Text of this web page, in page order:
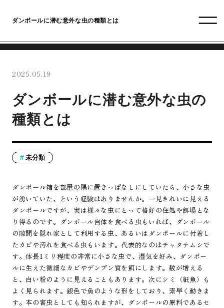
ダンボールに潜む意外な虫の種類とは
2025.05.19
ダンボールに潜む意外な虫の
種類とは
未分類
ダンボール箱を部屋の隅に置きっぱなしにしていたら、小さな虫
が湧いていた、という経験はありませんか。一見きれいに見える
ダンボールですが、実は様々な虫にとって格好の住処や餌場とな
り得るのです。ダンボール自体を食べる虫もいれば、ダンボール
の隙間を隠れ家として利用する虫、あるいはダンボールに付着し
たカビや汚れを食べる虫もいます。代表的なのはチャタテムシで
す。体長1ミリ程度の非常に小さな虫で、湿気を好み、ダンボー
ルに生えた微細なカビやデンプン質を餌にします。数が増える
と、白い粉のように見えることもあります。次にシミ（紙魚）も
よく見られます。銀色で魚のような形をしており、素早く動きま
す。本の害虫としても知られますが、ダンボールの原料であるセ